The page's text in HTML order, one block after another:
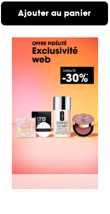
Ajouter au panier